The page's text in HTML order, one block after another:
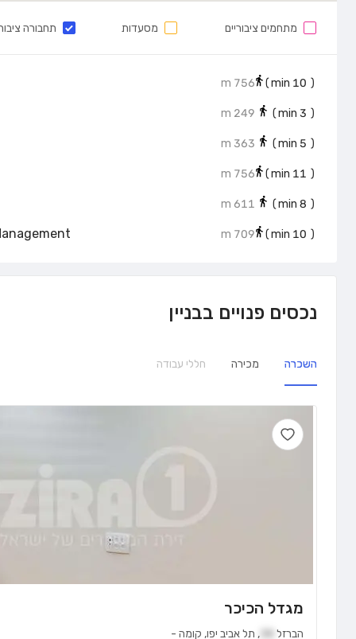
מתחמים ציבוריים מסעדות תחבורה
(
10
756 m
(
3
249 m
(
5
363 m
(
11
756 m
(
8
611 m
(
10
709 m
נכסים פנויים בבניין
השכרה מכירה חללי עבודה
מגדל הכיכר
הברזל , תל אביב יפו, קומה -